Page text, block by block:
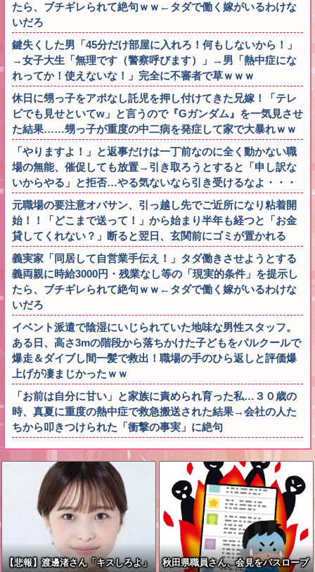
たら、ブチギレられて絶句ｗｗ←タダで働く嫁がいるわけな
いだろ
鍵失くした男「45分だけ部屋に入れろ！何もしないから！」
→女子大生「無理です（警察呼びます）」→男「熱中症にな
れってか！使えないな！」完全に不審者で草ｗｗｗ
休日に甥っ子をアポなし託児を押し付けてきた兄嫁！「テレ
ビでも見せといてw」と言うので『Gガンダム』を一気見させ
た結果……甥っ子が重度の中二病を発症して家で大暴れｗｗ
「やりますよ！」と返事だけは一丁前なのに全く動かない職
場の無能、催促しても放置→引き取ろうとすると「申し訳な
いからやる」と拒否…やる気ないなら引き受けるなよ・・・
元職場の要注意オバサン、引っ越し先でご近所になり粘着開
始！！「どこまで送って！」から始まり半年も経つと「お金
貸してくれない？」断ると翌日、玄関前にゴミが置かれる
義実家「同居して自営業手伝え！」タダ働きさせようとする
義両親に時給3000円・残業なし等の「現実的条件」を提示し
たら、ブチギレられて絶句ｗｗ←タダで働く嫁がいるわけな
いだろ
イベント派遣で陰湿にいじられていた地味な男性スタッフ。
ある日、高さ3mの階段から落ちかけた子どもをパルクールで
爆走＆ダイブし間一髪で救出！職場の手のひら返しと評価爆
上げが凄まじかったｗｗ
「お前は自分に甘い」と家族に責められ育った私…３０歳の
時、真夏に重度の熱中症で救急搬送された結果→会社の人た
ちから叩きつけられた「衝撃の事実」に絶句
【悲報】渡邊渚さん「キスしろよ」
秋田県職員さん、会見をバスローブ